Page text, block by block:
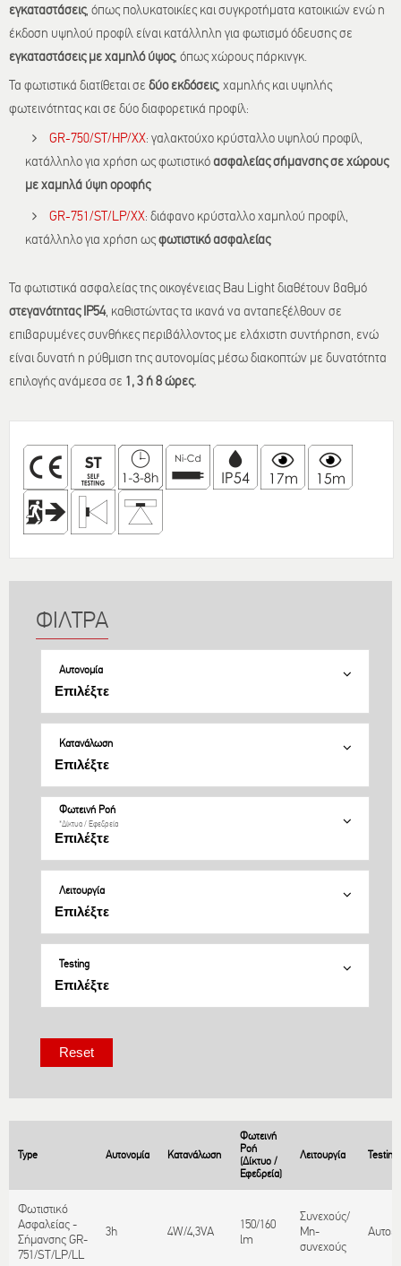
εγκαταστάσεις, όπως πολυκατοικίες και συγκροτήματα κατοικιών ενώ η
έκδοση υψηλού προφίλ είναι κατάλληλη για φωτισμό όδευσης σε
εγκαταστάσεις με χαμηλό ύψος, όπως χώρους πάρκινγκ.
Τα φωτιστικά διατίθεται σε δύο εκδόσεις, χαμηλής και υψηλής
φωτεινότητας και σε δύο διαφορετικά προφίλ:
GR-750/ST/HP/XX: γαλακτούχο κρύσταλλο υψηλού προφίλ,
κατάλληλο για χρήση ως φωτιστικόασφαλείας σήμανσης σε χώρους
με χαμηλά ύψη οροφής
GR-751/ST/LP/XX: διάφανο κρύσταλλο χαμηλού προφίλ,
κατάλληλο για χρήση ωςφωτιστικό ασφαλείας
Τα φωτιστικά ασφαλείας της οικογένειας Bau Light διαθέτουν βαθμό
στεγανότητας IP54, καθιστώντας τα ικανά να ανταπεξέλθουν σε
επιβαρυμένες συνθήκες περιβάλλοντος με ελάχιστη συντήρηση, ενώ
είναι δυνατή η ρύθμιση της αυτονομίας μέσω διακοπτών με δυνατότητα
επιλογής ανάμεσα σε 1, 3 ή 8 ώρες.
Αυτονομία
Κατανάλωση
Φωτεινή Ροή
*Δίκτυο / Εφεδρεία
Λειτουργία
Testing
Type Αυτονομία Κατανάλωση
Φωτεινή
Ροή
(Δίκτυο /
Εφεδρεία)
Λειτουργία Testing
Φωτιστικό
Ασφαλείας -
Σήμανσης GR-
751/ST/LP/LL
3h 4W/4,3VA
150/160
lm
Συνεχούς/
Μη-
συνεχούς